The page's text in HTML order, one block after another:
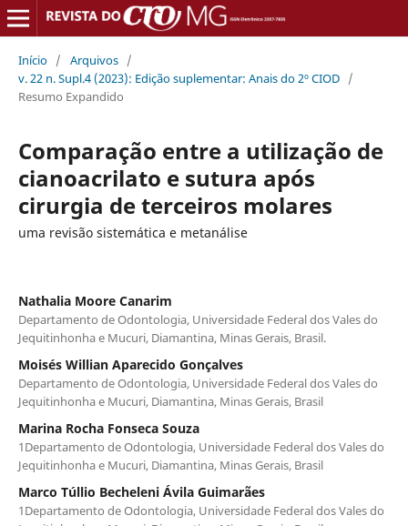
Início / Arquivos /
v. 22 n. Supl.4 (2023): Edição suplementar: Anais do 2º CIOD /
Resumo Expandido
Comparação entre a utilização de
cianoacrilato e sutura após
cirurgia de terceiros molares
uma revisão sistemática e metanálise
Nathalia Moore Canarim
Departamento de Odontologia, Universidade Federal dos Vales do
Jequitinhonha e Mucuri, Diamantina, Minas Gerais, Brasil.
Moisés Willian Aparecido Gonçalves
Departamento de Odontologia, Universidade Federal dos Vales do
Jequitinhonha e Mucuri, Diamantina, Minas Gerais, Brasil
Marina Rocha Fonseca Souza
1Departamento de Odontologia, Universidade Federal dos Vales do
Jequitinhonha e Mucuri, Diamantina, Minas Gerais, Brasil
Marco Túllio Becheleni Ávila Guimarães
1Departamento de Odontologia, Universidade Federal dos Vales do